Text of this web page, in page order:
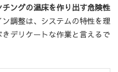
ングの温床を作り出す危険性
ン調整は、システムの特性を理
デリケートな作業と言えるで